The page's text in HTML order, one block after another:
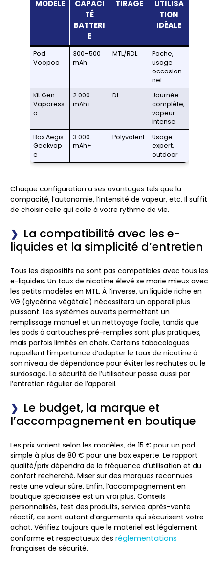
MODÈLE
CAPACI
TÉ
BATTERI
E
TIRAGE
UTILISA
TION
IDÉALE
Pod
Voopoo
300–500
mAh
MTL/RDL
Poche,
usage
occasion
nel
Kit Gen
Vaporess
o
2 000
mAh+
DL
Journée
complète,
vapeur
intense
Box Aegis
Geekvap
e
3 000
mAh+
Polyvalent
Usage
expert,
outdoor
Chaque configuration a ses avantages tels que la
compacité, l’autonomie, l’intensité de vapeur, etc. Il suffit
de choisir celle qui colle à votre rythme de vie.
La compatibilité avec les e-
liquides et la simplicité d’entretien
Tous les dispositifs ne sont pas compatibles avec tous les
e-liquides. Un taux de nicotine élevé se marie mieux avec
les petits modèles en MTL. À l’inverse, un liquide riche en
VG (glycérine végétale) nécessitera un appareil plus
puissant. Les systèmes ouverts permettent un
remplissage manuel et un nettoyage facile, tandis que
les pods à cartouches pré-remplies sont plus pratiques,
mais parfois limités en choix. Certains tabacologues
rappellent l’importance d’adapter le taux de nicotine à
son niveau de dépendance pour éviter les rechutes ou le
surdosage. La sécurité de l’utilisateur passe aussi par
l’entretien régulier de l’appareil.
Le budget, la marque et
l’accompagnement en boutique
Les prix varient selon les modèles, de 15 € pour un pod
simple à plus de 80 € pour une box experte. Le rapport
qualité/prix dépendra de la fréquence d’utilisation et du
confort recherché. Miser sur des marques reconnues
reste une valeur sûre. Enfin, l’accompagnement en
boutique spécialisée est un vrai plus. Conseils
personnalisés, test des produits, service après-vente
réactif, ce sont autant d’arguments qui sécurisent votre
achat. Vérifiez toujours que le matériel est légalement
conforme et respectueux des réglementations
françaises de sécurité.